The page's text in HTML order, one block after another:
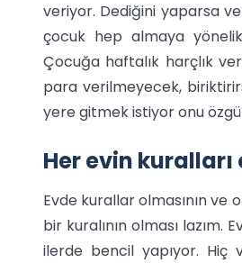
veriyor. Dediğini yaparsa
çocuk hep almaya
Çocuğa haftalık harçlık
para verilmeyecek,
yere gitmek istiyor onu
Her evin kuralları
Evde kurallar olmasının ve
bir kuralının olması lazım.
ilerde bencil yapıyor. Hiç